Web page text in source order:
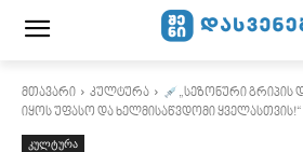
მთავარი კულტურა
„სეზონური გრიპის
იყოს უფასო და ხელმისაწვდომი ყველასთვის!“
კულტურა